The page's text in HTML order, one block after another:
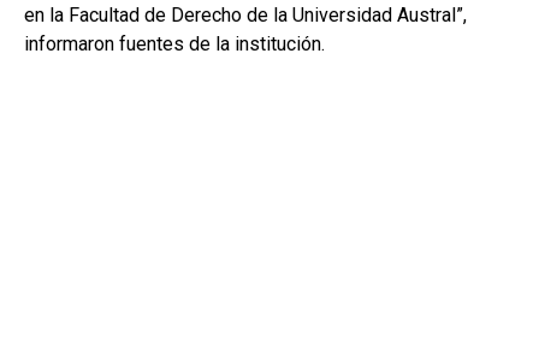
en la Facultad de Derecho de la Universidad Austral”,
informaron fuentes de la institución.